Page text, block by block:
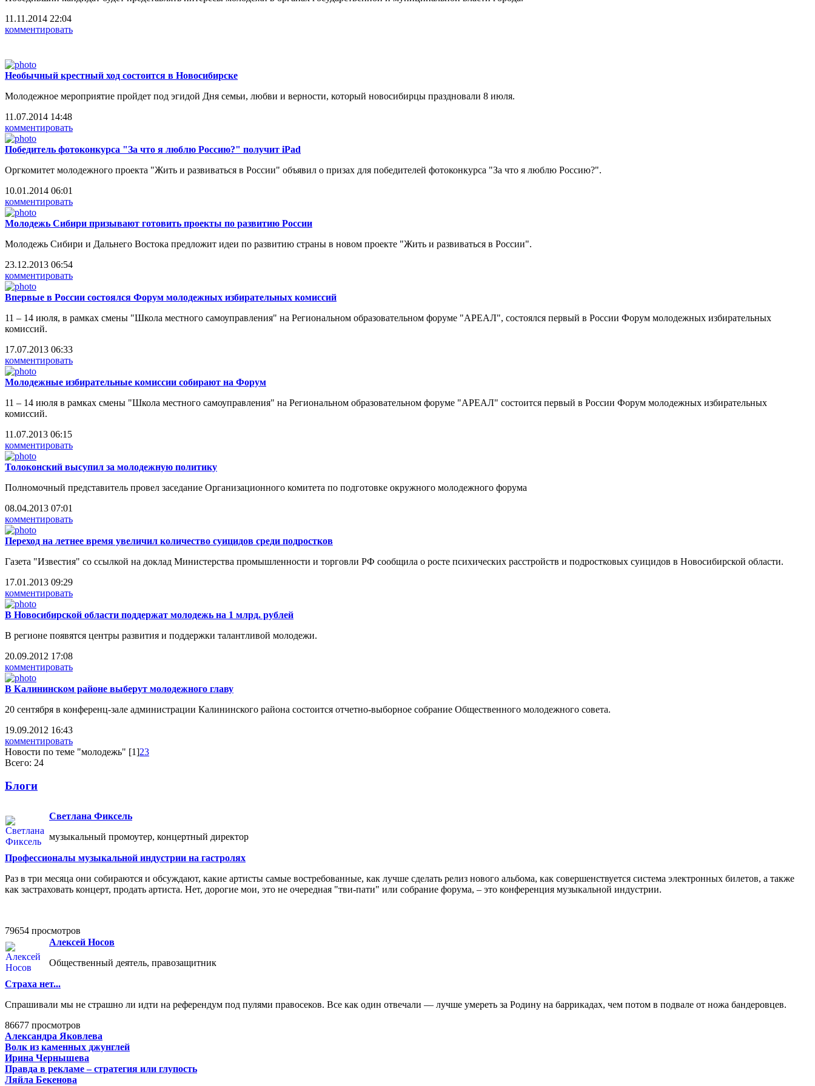
11.11.2014 22:04
комментировать
Необычный крестный ход состоится в Новосибирске
Молодежное мероприятие пройдет под эгидой Дня семьи, любви и верности, который новосибирцы праздновали 8 июля.
11.07.2014 14:48
комментировать
Победитель фотоконкурса "За что я люблю Россию?" получит iPad
Оргкомитет молодежного проекта "Жить и развиваться в России" объявил о призах для победителей фотоконкурса "За что я люблю Россию?".
10.01.2014 06:01
комментировать
Молодежь Сибири призывают готовить проекты по развитию России
Молодежь Сибири и Дальнего Востока предложит идеи по развитию страны в новом проекте "Жить и развиваться в России".
23.12.2013 06:54
комментировать
Впервые в России состоялся Форум молодежных избирательных комиссий
11 – 14 июля, в рамках смены "Школа местного самоуправления" на Региональном образовательном форуме "АРЕАЛ", состоялся первый в России Форум молодежных избирательных
комиссий.
17.07.2013 06:33
комментировать
Молодежные избирательные комиссии собирают на Форум
11 – 14 июля в рамках смены "Школа местного самоуправления" на Региональном образовательном форуме "АРЕАЛ" состоится первый в России Форум молодежных избирательных
комиссий.
11.07.2013 06:15
комментировать
Толоконский высупил за молодежную политику
Полномочный представитель провел заседание Организационного комитета по подготовке окружного молодежного форума
08.04.2013 07:01
комментировать
Переход на летнее время увеличил количество суицидов среди подростков
Газета "Известия" со ссылкой на доклад Министерства промышленности и торговли РФ сообщила о росте психических расстройств и подростковых суицидов в Новосибирской области.
17.01.2013 09:29
комментировать
В Новосибирской области поддержат молодежь на 1 млрд. рублей
В регионе появятся центры развития и поддержки талантливой молодежи.
20.09.2012 17:08
комментировать
В Калининском районе выберут молодежного главу
20 сентября в конференц-зале администрации Калининского района состоится отчетно-выборное собрание Общественного молодежного совета.
19.09.2012 16:43
комментировать
Новости по теме "молодежь" [1]23
Всего: 24
Блоги
Светлана Фиксель
музыкальный промоутер, концертный директор
Профессионалы музыкальной индустрии на гастролях
Раз в три месяца они собираются и обсуждают, какие артисты самые востребованные, как лучше сделать релиз нового альбома, как совершенствуется система электронных билетов, а также
как застраховать концерт, продать артиста. Нет, дорогие мои, это не очередная "тви-пати" или собрание форума, – это конференция музыкальной индустрии.
79654 просмотров
Алексей Носов
Общественный деятель, правозащитник
Страха нет...
Спрашивали мы не страшно ли идти на референдум под пулями правосеков. Все как один отвечали — лучше умереть за Родину на баррикадах, чем потом в подвале от ножа бандеровцев.
86677 просмотров
Александра Яковлева
Волк из каменных джунглей
Ирина Чернышева
Правда в рекламе – стратегия или глупость
Ляйла Бекенова